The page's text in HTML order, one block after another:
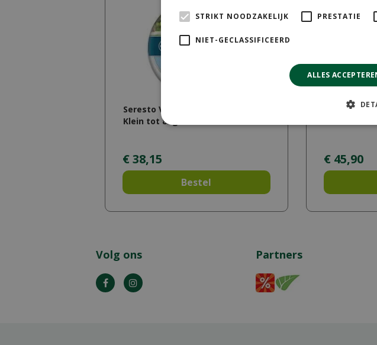
Seresto Vlooien-/Tekenband Hond
Klein tot 8kg
€38,15
Bestel
Seresto
€ 45,90
Volg ons Partners
STRIKT NOODZAKELIJK PRESTATIE
NIET-GECLASSIFICEERD
ALLES